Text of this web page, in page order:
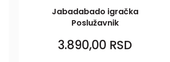
Jabadabado igračka
Poslužavnik
3.890,00 RSD